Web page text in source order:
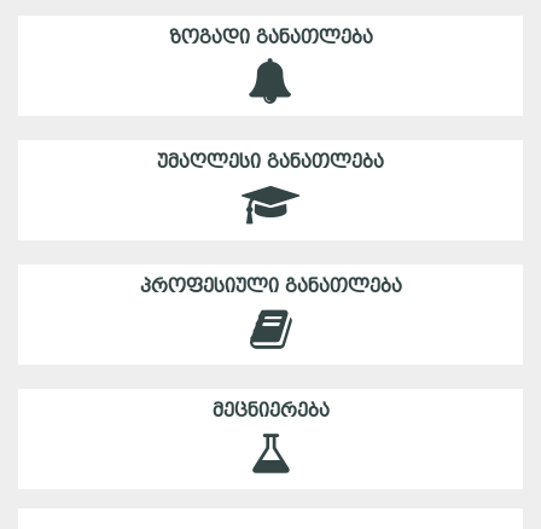
ᲖᲝᲒᲐᲓᲘ ᲒᲐᲜᲐᲗᲚᲔᲑᲐ
ᲣᲛᲐᲦᲚᲔᲡᲘ ᲒᲐᲜᲐᲗᲚᲔᲑᲐ
ᲞᲠᲝᲤᲔᲡᲘᲣᲚᲘ ᲒᲐᲜᲐᲗᲚᲔᲑᲐ
ᲛᲔᲪᲜᲘᲔᲠᲔᲑᲐ